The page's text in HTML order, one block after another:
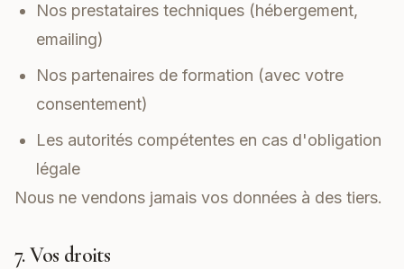
Nos prestataires techniques (hébergement,
emailing)
Nos partenaires de formation (avec votre
consentement)
Les autorités compétentes en cas d'obligation
légale
Nous ne vendons jamais vos données à des tiers.
7. Vos droits